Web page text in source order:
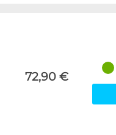
72,90 €